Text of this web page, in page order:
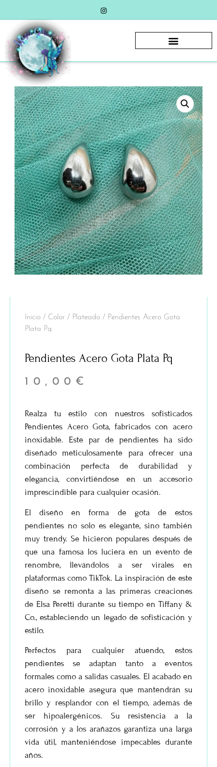
Inicio / Color / Plateado / Pendientes Acero Gota
Plata Pq
Pendientes Acero Gota Plata Pq
10,00 €
Realza tu estilo con nuestros sofisticados
Pendientes Acero Gota, fabricados con acero
inoxidable. Este par de pendientes ha sido
diseñado meticulosamente para ofrecer una
combinación perfecta de durabilidad y
elegancia, convirtiéndose en un accesorio
imprescindible para cualquier ocasión.
El diseño en forma de gota de estos
pendientes no solo es elegante, sino también
muy trendy. Se hicieron populares después de
que una famosa los luciera en un evento de
renombre, llevándolos a ser virales en
plataformas como TikTok. La inspiración de este
diseño se remonta a las primeras creaciones
de Elsa Peretti durante su tiempo en Tiffany &
Co., estableciendo un legado de sofisticación y
estilo.
Perfectos para cualquier atuendo, estos
pendientes se adaptan tanto a eventos
formales como a salidas casuales. El acabado en
acero inoxidable asegura que mantendrán su
brillo y resplandor con el tiempo, además de
ser hipoalergénicos. Su resistencia a la
corrosión y a los arañazos garantiza una larga
vida útil, manteniéndose impecables durante
años.